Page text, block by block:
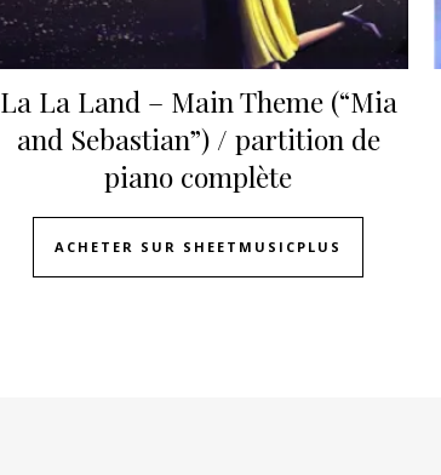
La La Land – Main Theme (“Mia
and Sebastian”) / partition de
piano complète
ACHETER SUR SHEETMUSICPLUS